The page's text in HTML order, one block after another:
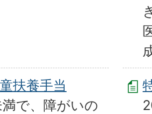
扶養手当
で、障がいの